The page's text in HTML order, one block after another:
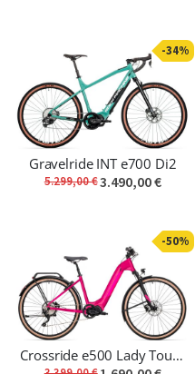
-34%
Gravelride INT e700 Di2
5.299,00 €3.490,00 €
-50%
Crossride e500 Lady Touring